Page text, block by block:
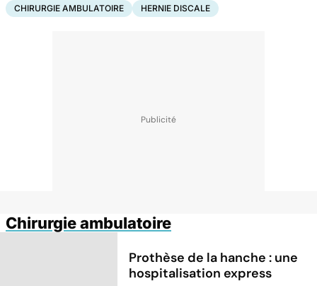
CHIRURGIE AMBULATOIRE HERNIE DISCALE
Chirurgie ambulatoire
Prothèse de la hanche : une
hospitalisation express